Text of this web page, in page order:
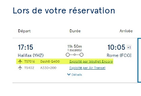
Lors de votre réservation